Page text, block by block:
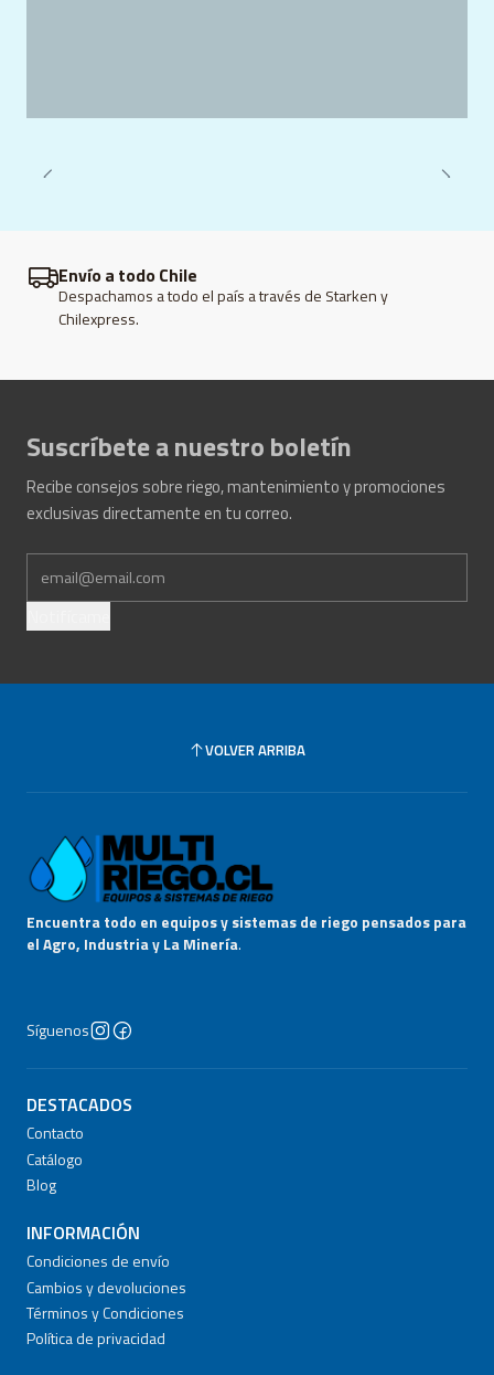
Envío a todo Chile
Despachamos a todo el país a través de Starken y
Chilexpress.
Suscríbete a nuestro boletín
Recibe consejos sobre riego, mantenimiento y promociones
exclusivas directamente en tu correo.
VOLVER ARRIBA
Encuentra todo en equipos y sistemas de riego pensados para
el Agro, Industria y La Minería.
Síguenos
DESTACADOS
Contacto
Catálogo
Blog
INFORMACIÓN
Condiciones de envío
Cambios y devoluciones
Términos y Condiciones
Política de privacidad